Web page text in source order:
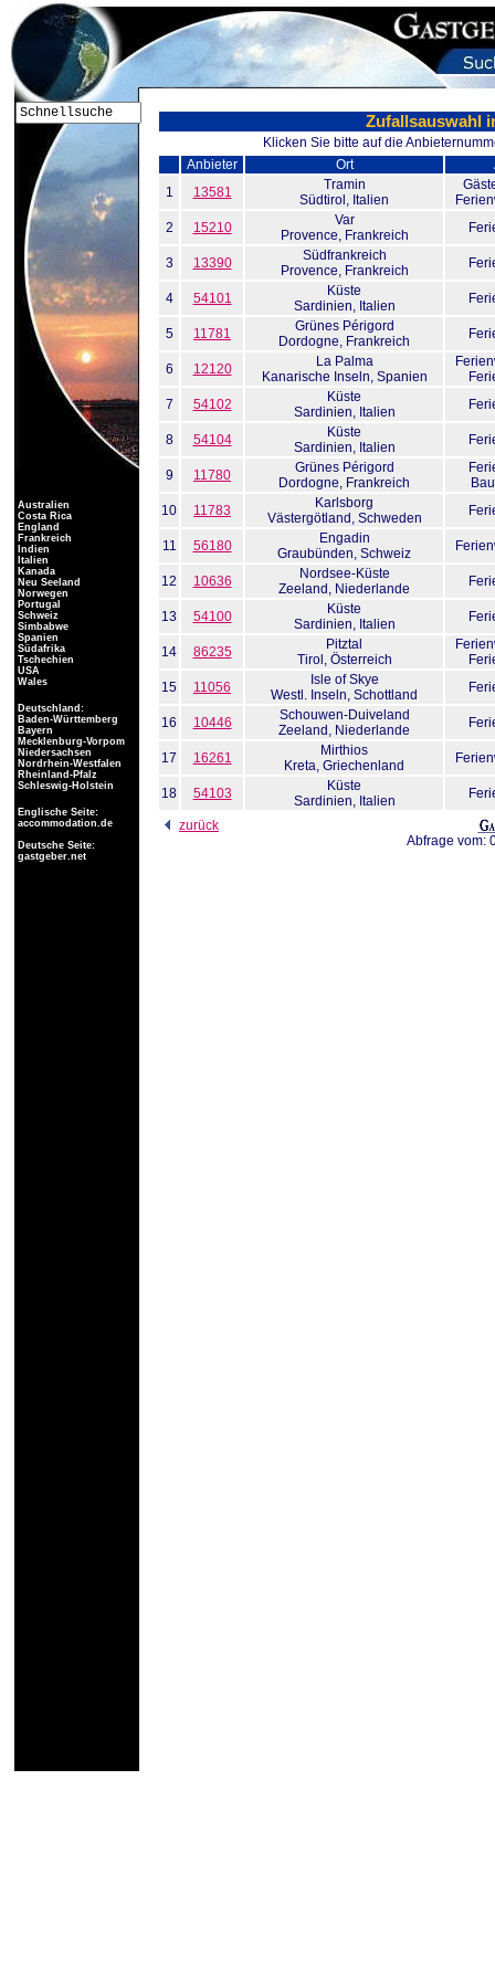
Zufallsauswahl
Klicken Sie bitte auf die
Anbieter
Ort
1
13581
Tramin
Südtirol , Italien
2
15210
Var
Provence, Frankreich
3 13390
Südfrankreich
Provence, Frankreich
4 54101
Küste
Sardinien, Italien
5 11781
Grünes Périgord
Dordogne, Frankreich
6 12120
La Palma
Kanarische Inseln, Spanien
7
54102
Küste
Sardinien, Italien
8 54104
Küste
Sardinien, Italien
9 11780
Grünes Périgord
Dordogne, Frankreich
10
11783
Karlsborg
Västergötland , Schweden
11 56180
Engadin
Graubünden, Schweiz
12 10636
Nordsee-Küste
Zeeland , Niederlande
13 54100
Küste
Sardinien, Italien
14 86235
Pitztal
Tirol , Österreich
15
11056
Isle of Skye
Westl. Inseln, Schottland
16 10446
Schouwen-Duiveland
Zeeland , Niederlande
17 16261
Mirthios
Kreta, Griechenland
18 54103
Küste
Sardinien, Italien
zurück
Abfrage vom:
Australien
Costa Rica
England
Frankreich
Indien
Italien
Kanada
Neu Seeland
Norwegen
Portugal
Schweiz
Simbabwe
Spanien
Südafrika
Tschechien
USA
Wales
Deutschland:
Baden-Württemberg
Bayern
Mecklenburg-Vorpom
Niedersachsen
Nordrhein-Westfalen
Rheinland-Pfalz
Schleswig-Holstein
Englische Seite:
accommodation.de
Deutsche Seite:
gastgeber.net